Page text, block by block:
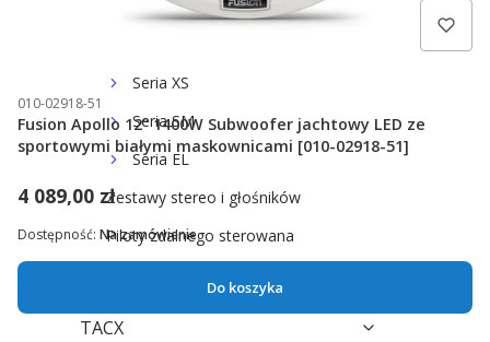
Seria Signature
Seria XS
Seria SM
Seria EL
Zestawy stereo i głośników
Piloty zdalnego sterowana
TACX
010-02918-51
Fusion Apollo 12" 1400W Subwoofer jachtowy LED ze
sportowymi białymi maskownicami [010-02918-51]
4 089,00 zł
Do koszyka
Dostępność: Na zamówienie